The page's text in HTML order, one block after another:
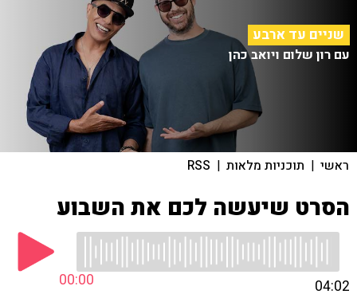
שניים עד ארבע
עם רון שלום ויואב כהן
ראשי | תוכניות מלאות |
RSS
הסרט שיעשה לכם את השבוע
00:00 04:02